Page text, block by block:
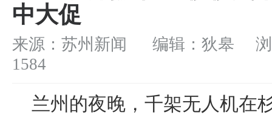
中大促
来源：苏州新闻 编辑：狄皋 浏
1584
兰州的夜晚，千架无人机在